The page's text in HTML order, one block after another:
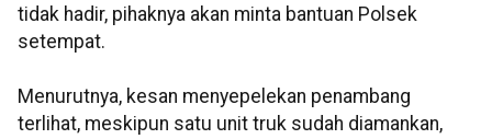
tidak hadir, pihaknya akan minta bantuan Polsek
setempat.
Menurutnya, kesan menyepelekan penambang
terlihat, meskipun satu unit truk sudah diamankan,